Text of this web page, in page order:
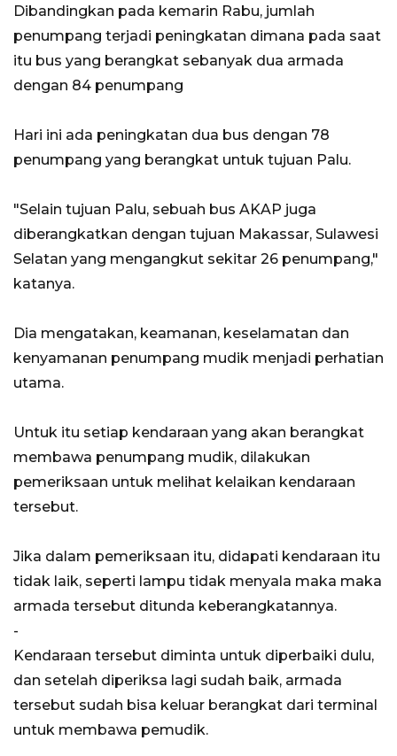
Dibandingkan pada kemarin Rabu, jumlah
penumpang terjadi peningkatan dimana pada saat
itu bus yang berangkat sebanyak dua armada
dengan 84 penumpang
Hari ini ada peningkatan dua bus dengan 78
penumpang yang berangkat untuk tujuan Palu.
"Selain tujuan Palu, sebuah bus AKAP juga
diberangkatkan dengan tujuan Makassar, Sulawesi
Selatan yang mengangkut sekitar 26 penumpang,"
katanya.
Dia mengatakan, keamanan, keselamatan dan
kenyamanan penumpang mudik menjadi perhatian
utama.
Untuk itu setiap kendaraan yang akan berangkat
membawa penumpang mudik, dilakukan
pemeriksaan untuk melihat kelaikan kendaraan
tersebut.
Jika dalam pemeriksaan itu, didapati kendaraan itu
tidak laik, seperti lampu tidak menyala maka maka
armada tersebut ditunda keberangkatannya.
-
Kendaraan tersebut diminta untuk diperbaiki dulu,
dan setelah diperiksa lagi sudah baik, armada
tersebut sudah bisa keluar berangkat dari terminal
untuk membawa pemudik.